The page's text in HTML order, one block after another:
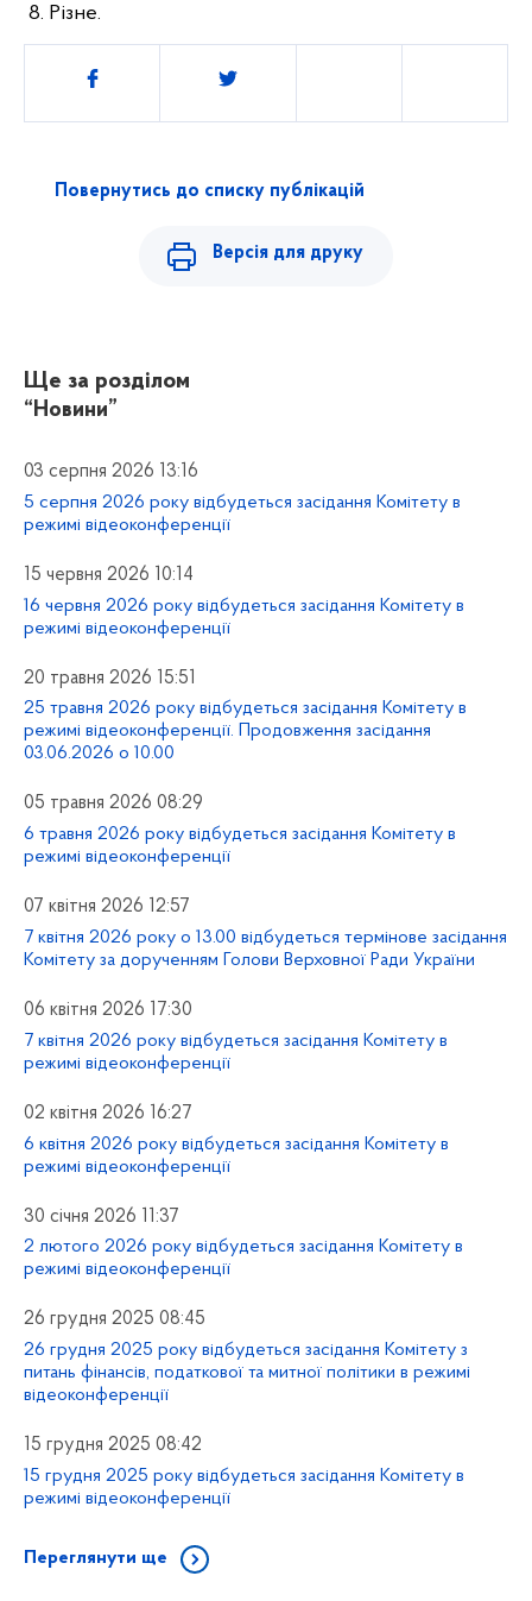
8. Різне.
Поділитись
Повернутись до списку публікацій
Версія для друку
Ще за розділом
“Новини”
03 серпня 2026 13:16
5 серпня 2026 року відбудеться засідання Комітету в
режимі відеоконференції
15 червня 2026 10:14
16 червня 2026 року відбудеться засідання Комітету в
режимі відеоконференції
20 травня 2026 15:51
25 травня 2026 року відбудеться засідання Комітету в
режимі відеоконференції. Продовження засідання
03.06.2026 о 10.00
05 травня 2026 08:29
6 травня 2026 року відбудеться засідання Комітету в
режимі відеоконференції
07 квітня 2026 12:57
7 квітня 2026 року о 13.00 відбудеться термінове засідання
Комітету за дорученням Голови Верховної Ради України
06 квітня 2026 17:30
7 квітня 2026 року відбудеться засідання Комітету в
режимі відеоконференції
02 квітня 2026 16:27
6 квітня 2026 року відбудеться засідання Комітету в
режимі відеоконференції
30 січня 2026 11:37
2 лютого 2026 року відбудеться засідання Комітету в
режимі відеоконференції
26 грудня 2025 08:45
26 грудня 2025 року відбудеться засідання Комітету з
питань фінансів, податкової та митної політики в режимі
відеоконференції
15 грудня 2025 08:42
15 грудня 2025 року відбудеться засідання Комітету в
режимі відеоконференції
Переглянути ще